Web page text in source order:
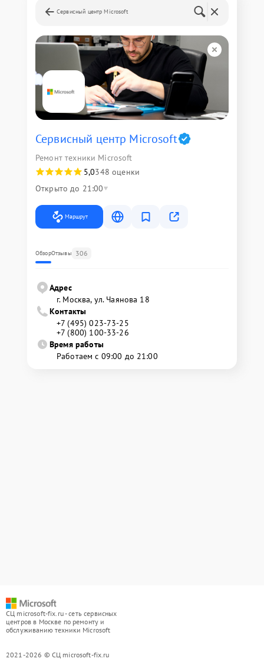
Сервисный центр Microsoft
Сервисный центр Microsoft
Ремонт техники Microsoft
5,0348 оценки
Открыто до 21:00
Маршрут
ОбзорОтзывы 306
Адрес
г. Москва, ул. Чаянова 18
Контакты
+7 (495) 023-73-25
+7 (800) 100-33-26
Время работы
Работаем с 09:00 до 21:00
СЦ microsoft-fix.ru - сеть сервисных
центров в Москве по ремонту и
обслуживанию техники Microsoft
2021-2026 © СЦ microsoft-fix.ru